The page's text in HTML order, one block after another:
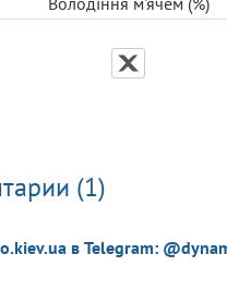
(1)
в Telegram: